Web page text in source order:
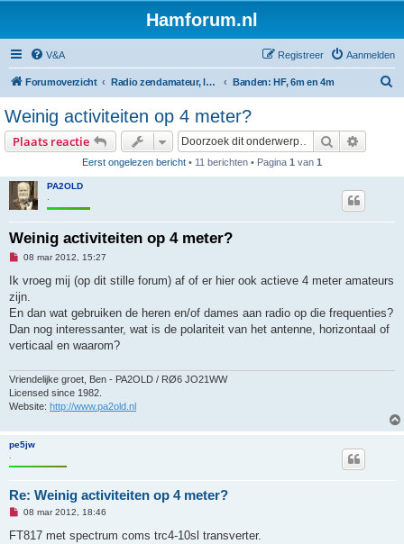
Hamforum.nl
V&A Aanmelden
Registreer
Forumoverzicht Radio zendamateur, luisteramateur en elektronica zelfbouw Banden: HF, 6m en 4m
Weinig activiteiten op 4 meter?
Plaats reactie Zoek
Eerst ongelezen bericht • 11 berichten • Pagina 1 van 1
PA2OLD
Weinig activiteiten op 4 meter?
O
g
e
e
n
r
i
c
h
08 mar 2012, 15:27
Ik vroeg mij (op dit stille forum) af of er hier ook actieve 4 meter amateurs
zijn.
En dan wat gebruiken de heren en/of dames aan radio op die frequenties?
Dan nog interessanter, wat is de polariteit van het antenne, horizontaal of
verticaal en waarom?
Vriendelijke groet, Ben - PA2OLD / RØ6 JO21WW
Licensed since 1982.
Website: http://www.pa2old.nl
pe5jw
Re: Weinig activiteiten op 4 meter?
O
g
08 mar 2012, 18:46
FT817 met spectrum coms trc4-10sl transverter.